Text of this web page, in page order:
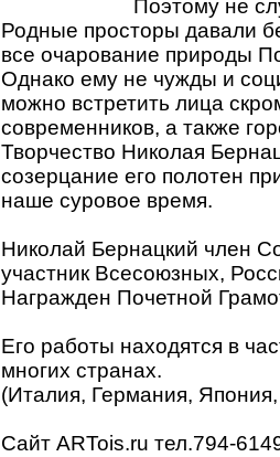
Поэтому не
Родные просторы давали
все очарование природы
Однако ему не чужды и
можно встретить лица
современников, а также
Творчество Николая
созерцание его полотен
наше суровое время.
Николай Бернацкий член
участник Всесоюзных,
Награжден Почетной
Его работы находятся в
многих странах.
(Италия, Германия,
Сайт ARTois.ru тел.794-